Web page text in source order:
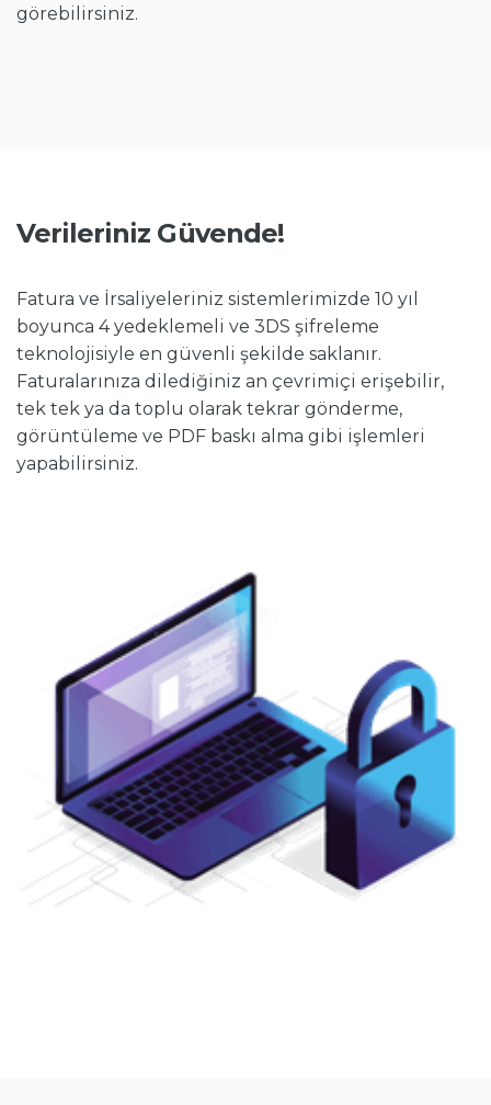
görebilirsiniz.
Verileriniz Güvende!
Fatura ve İrsaliyeleriniz sistemlerimizde 10 yıl
boyunca 4 yedeklemeli ve 3DS şifreleme
teknolojisiyle en güvenli şekilde saklanır.
Faturalarınıza dilediğiniz an çevrimiçi erişebilir,
tek tek ya da toplu olarak tekrar gönderme,
görüntüleme ve PDF baskı alma gibi işlemleri
yapabilirsiniz.